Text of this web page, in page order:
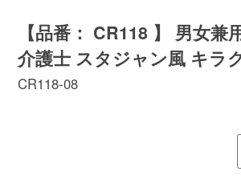
【品番： CR118 】 男女兼
介護士 スタジャン風 キラ
CR118-08